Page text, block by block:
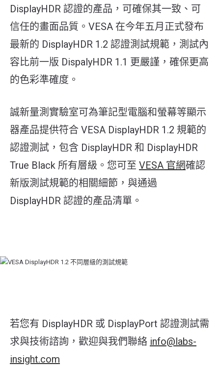
DisplayHDR 認證的產品，可確保其一致、可
信任的畫面品質。VESA 在今年五月正式發布
最新的 DisplayHDR 1.2 認證測試規範，測試內
容比前一版 DispalyHDR 1.1 更嚴謹，確保更高
的色彩準確度。
誠新量測實驗室可為筆記型電腦和螢幕等顯示
器產品提供符合 VESA DisplayHDR 1.2 規範的
認證測試，包含 DisplayHDR 和 DisplayHDR
True Black 所有層級。您可至 VESA 官網確認
新版測試規範的相關細節，與通過
DisplayHDR 認證的產品清單。
若您有 DisplayHDR 或 DisplayPort 認證測試需
求與技術諮詢，歡迎與我們聯絡 info@labs-
insight.com